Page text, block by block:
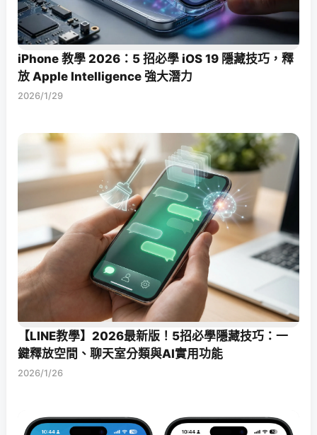
iPhone 教學 2026：5 招必學 iOS 19 隱藏技巧，釋
放 Apple Intelligence 強大潛力
2026/1/29
【LINE教學】2026最新版！5招必學隱藏技巧：一
鍵釋放空間、聊天室分類與AI實用功能
2026/1/26